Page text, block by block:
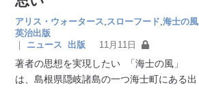
アリス・ウォータース スローフード ,海士の風
英治出版
｜
ニュース 出版 11月11日
著者の思想を実現したい 「海士の風」
は、島根県隠岐諸島の一つ海士町にある出